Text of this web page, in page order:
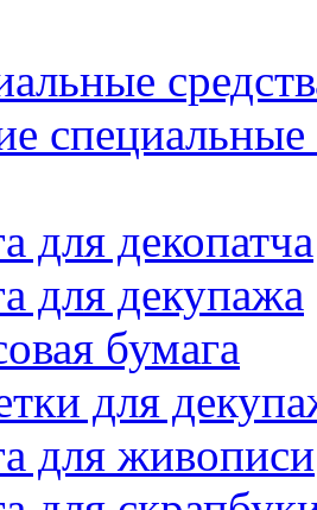
специальные
для декопатча
для декупажа
бумага
для
для живописи